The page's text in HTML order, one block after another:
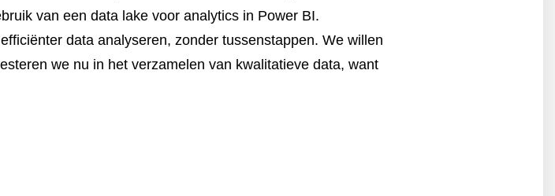
van een data lake voor analytics in Power BI.
data analyseren, zonder tussenstappen. We willen
we nu in het verzamelen van kwalitatieve data, want